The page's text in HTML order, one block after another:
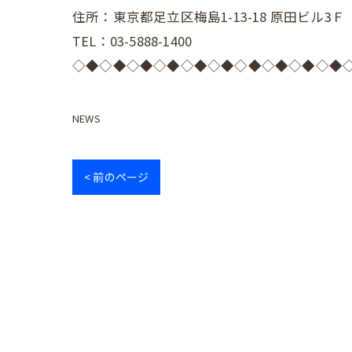
住所：東京都足立区梅島1-13-18 原田ビル3Ｆ
TEL：03-5888-1400
NEWS
< 前のページ